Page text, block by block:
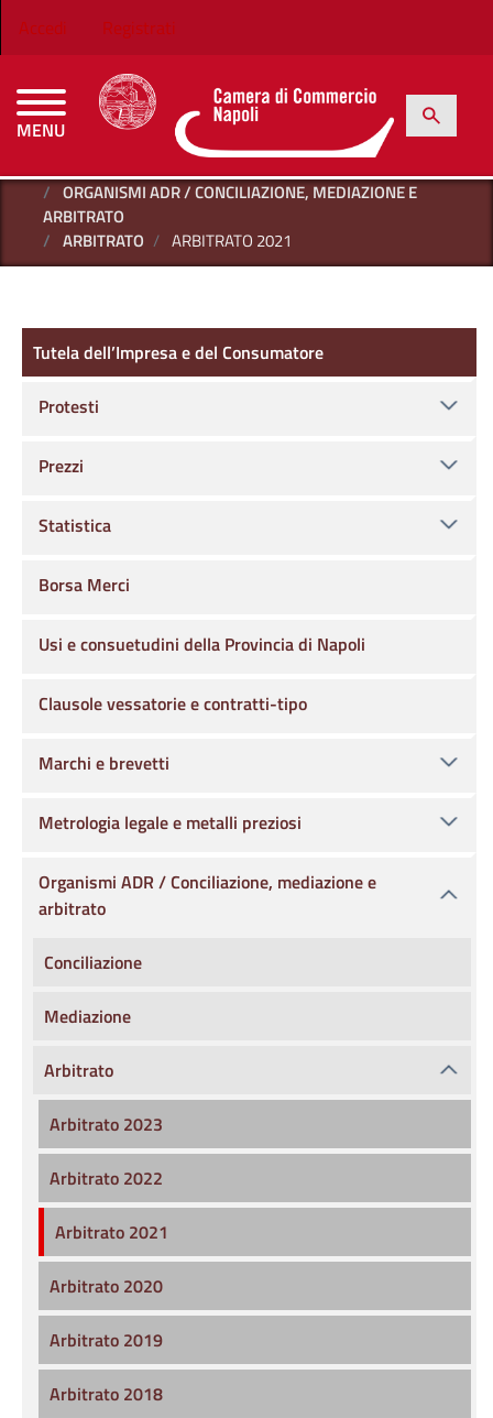
Menu profilo utente
Accedi Registrati
MENU
CAMERE DI COMMERCIO D'ITALIA
Cerca
h
ORGANISMI ADR / CONCILIAZIONE, MEDIAZIONE E
ARBITRATO
ARBITRATO
ARBITRATO 2021
Tutela dell’Impresa e del Consumatore
Tutela dell’Impresa e del Consumatore
Protesti
Prezzi
Statistica
Borsa Merci
Usi e consuetudini della Provincia di Napoli
Clausole vessatorie e contratti-tipo
Marchi e brevetti
Metrologia legale e metalli preziosi
Organismi ADR / Conciliazione, mediazione e
arbitrato
Conciliazione
Mediazione
Arbitrato
Arbitrato 2023
Arbitrato 2022
Arbitrato 2021
Arbitrato 2020
Arbitrato 2019
Arbitrato 2018